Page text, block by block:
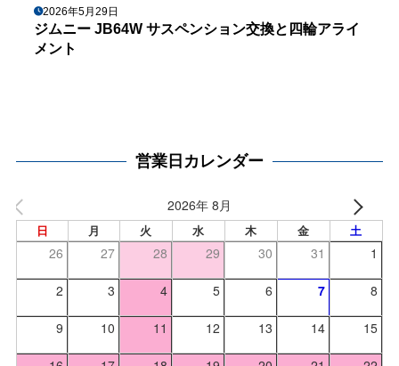
2026年5月29日
ジムニー JB64W サスペンション交換と四輪アライ
メント
営業日カレンダー
2026年 8月
日 月 火 水 木 金 土
26 27 28 29 30 31 1
2 3 4 5 6 7 8
9 10 11 12 13 14 15